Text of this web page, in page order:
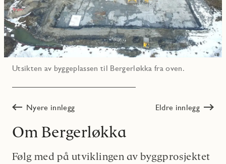
Utsikten av byggeplassen til Bergerløkka fra oven.
Nyere innlegg Eldre innlegg
Om Bergerløkka
Følg med på utviklingen av byggprosjektet